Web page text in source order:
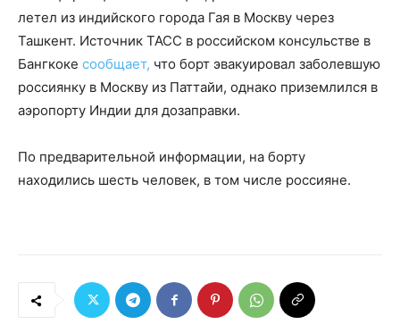
летел из индийского города Гая в Москву через
Ташкент. Источник ТАСС в российском консульстве в
Бангкоке сообщает, что борт эвакуировал заболевшую
россиянку в Москву из Паттайи, однако приземлился в
аэропорту Индии для дозаправки.
По предварительной информации, на борту
находились шесть человек, в том числе россияне.